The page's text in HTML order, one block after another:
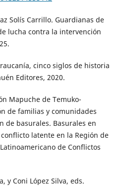
Solís Carrillo. Guardianas de
lucha contra la intervención
cinco siglos de historia
Editores, 2020.
Mapuche de Temuko-
de familias y comunidades
de basurales. Basurales en
latente en la Región de
de Conflictos
y Coni López Silva, eds.